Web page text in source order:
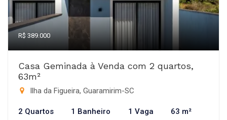
R$ 389.000
Casa Geminada à Venda com 2 quartos,
63m²
Ilha da Figueira, Guaramirim-SC
2 Quartos 1 Banheiro 1 Vaga 63 m²